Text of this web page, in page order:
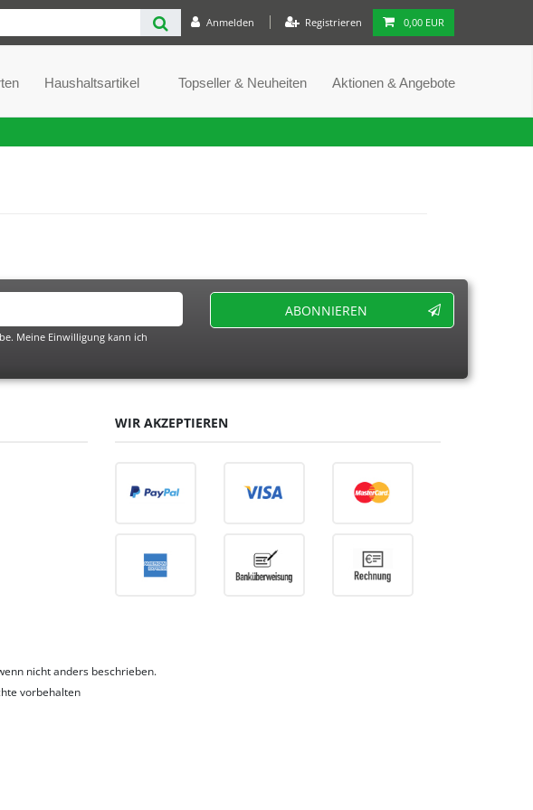
Anmelden Registrieren 0,00 EUR
Haushaltsartikel Topseller & Neuheiten Aktionen & Angebote
Meine Einwilligung kann ich
ABONNIEREN
WIR AKZEPTIEREN
nicht anders beschrieben.
vorbehalten